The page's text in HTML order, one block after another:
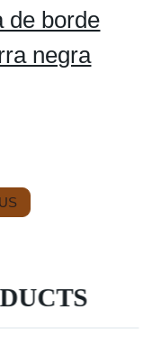
de borde
negra